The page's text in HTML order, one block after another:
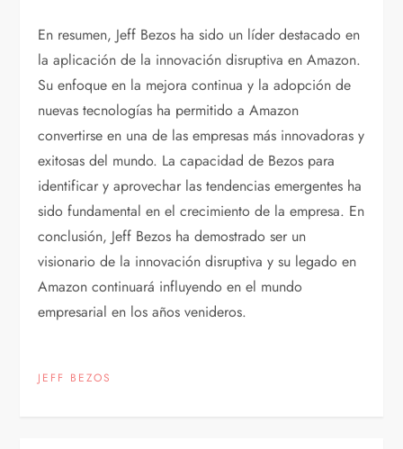
En resumen, Jeff Bezos ha sido un líder destacado en
la aplicación de la innovación disruptiva en Amazon.
Su enfoque en la mejora continua y la adopción de
nuevas tecnologías ha permitido a Amazon
convertirse en una de las empresas más innovadoras y
exitosas del mundo. La capacidad de Bezos para
identificar y aprovechar las tendencias emergentes ha
sido fundamental en el crecimiento de la empresa. En
conclusión, Jeff Bezos ha demostrado ser un
visionario de la innovación disruptiva y su legado en
Amazon continuará influyendo en el mundo
empresarial en los años venideros.
JEFF BEZOS